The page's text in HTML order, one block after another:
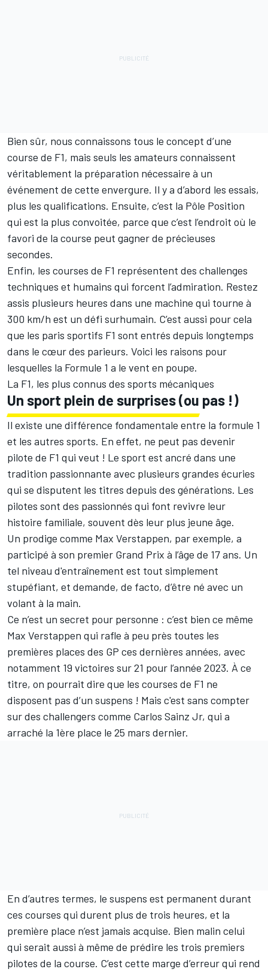
Bien sûr, nous connaissons tous le concept d’une
course de F1, mais seuls les amateurs connaissent
véritablement la préparation nécessaire à un
événement de cette envergure. Il y a d’abord les essais,
plus les qualifications. Ensuite, c’est la Pôle Position
qui est la plus convoitée, parce que c’est l’endroit où le
favori de la course peut gagner de précieuses
secondes.
Enfin, les courses de F1 représentent des challenges
techniques et humains qui forcent l’admiration. Restez
assis plusieurs heures dans une machine qui tourne à
300 km/h est un défi surhumain. C’est aussi pour cela
que les paris sportifs F1 sont entrés depuis longtemps
dans le cœur des parieurs. Voici les raisons pour
lesquelles la Formule 1 a le vent en poupe.
La F1, les plus connus des sports mécaniques
Un sport plein de surprises (ou pas !)
Il existe une différence fondamentale entre la formule 1
et les autres sports. En effet, ne peut pas devenir
pilote de F1 qui veut ! Le sport est ancré dans une
tradition passionnante avec plusieurs grandes écuries
qui se disputent les titres depuis des générations. Les
pilotes sont des passionnés qui font revivre leur
histoire familiale, souvent dès leur plus jeune âge.
Un prodige comme Max Verstappen, par exemple, a
participé à son premier Grand Prix à l’âge de 17 ans. Un
tel niveau d'entraînement est tout simplement
stupéfiant, et demande, de facto, d’être né avec un
volant à la main.
Ce n’est un secret pour personne : c’est bien ce même
Max Verstappen qui rafle à peu près toutes les
premières places des GP ces dernières années, avec
notamment 19 victoires sur 21 pour l’année 2023. À ce
titre, on pourrait dire que les courses de F1 ne
disposent pas d’un suspens ! Mais c'est sans compter
sur des challengers comme Carlos Sainz Jr, qui a
arraché la 1ère place le 25 mars dernier.
En d’autres termes, le suspens est permanent durant
ces courses qui durent plus de trois heures, et la
première place n’est jamais acquise. Bien malin celui
qui serait aussi à même de prédire les trois premiers
pilotes de la course. C’est cette marge d’erreur qui rend